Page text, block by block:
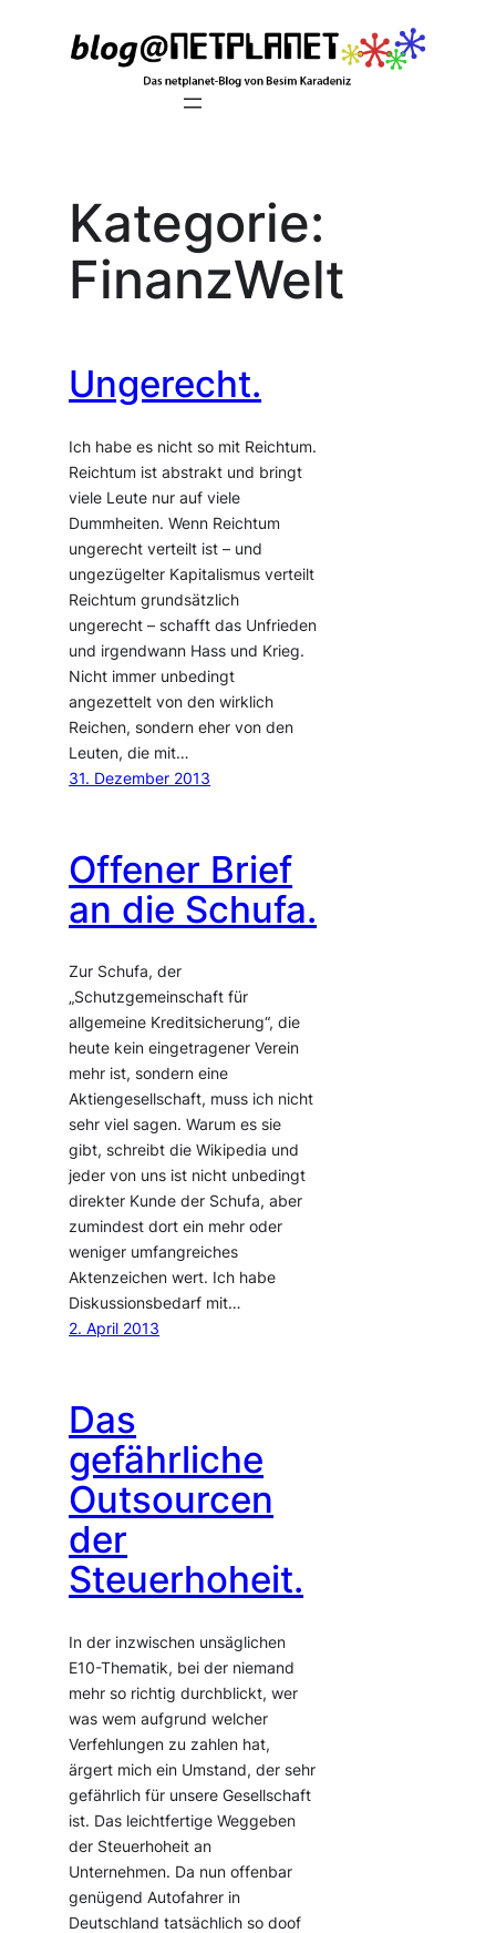
Kategorie:
FinanzWelt
Ungerecht.
Ich habe es nicht so mit Reichtum.
Reichtum ist abstrakt und bringt
viele Leute nur auf viele
Dummheiten. Wenn Reichtum
ungerecht verteilt ist – und
ungezügelter Kapitalismus verteilt
Reichtum grundsätzlich
ungerecht – schafft das Unfrieden
und irgendwann Hass und Krieg.
Nicht immer unbedingt
angezettelt von den wirklich
Reichen, sondern eher von den
Leuten, die mit…
31. Dezember 2013
Offener Brief
an die Schufa.
Zur Schufa, der
„Schutzgemeinschaft für
allgemeine Kreditsicherung“, die
heute kein eingetragener Verein
mehr ist, sondern eine
Aktiengesellschaft, muss ich nicht
sehr viel sagen. Warum es sie
gibt, schreibt die Wikipedia und
jeder von uns ist nicht unbedingt
direkter Kunde der Schufa, aber
zumindest dort ein mehr oder
weniger umfangreiches
Aktenzeichen wert. Ich habe
Diskussionsbedarf mit…
2. April 2013
Das
gefährliche
Outsourcen
der
Steuerhoheit.
In der inzwischen unsäglichen
E10-Thematik, bei der niemand
mehr so richtig durchblickt, wer
was wem aufgrund welcher
Verfehlungen zu zahlen hat,
ärgert mich ein Umstand, der sehr
gefährlich für unsere Gesellschaft
ist. Das leichtfertige Weggeben
der Steuerhoheit an
Unternehmen. Da nun offenbar
genügend Autofahrer in
Deutschland tatsächlich so doof